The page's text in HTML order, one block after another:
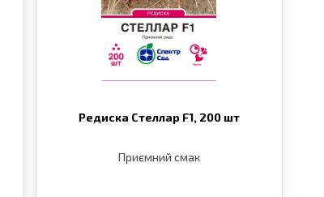
Редиска Стеллар F1, 200 шт
Приємний смак